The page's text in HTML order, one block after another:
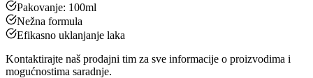
Pakovanje: 100ml
Nežna formula
Efikasno uklanjanje laka
Kontaktirajte naš prodajni tim za sve informacije o proizvodima i
mogućnostima saradnje.